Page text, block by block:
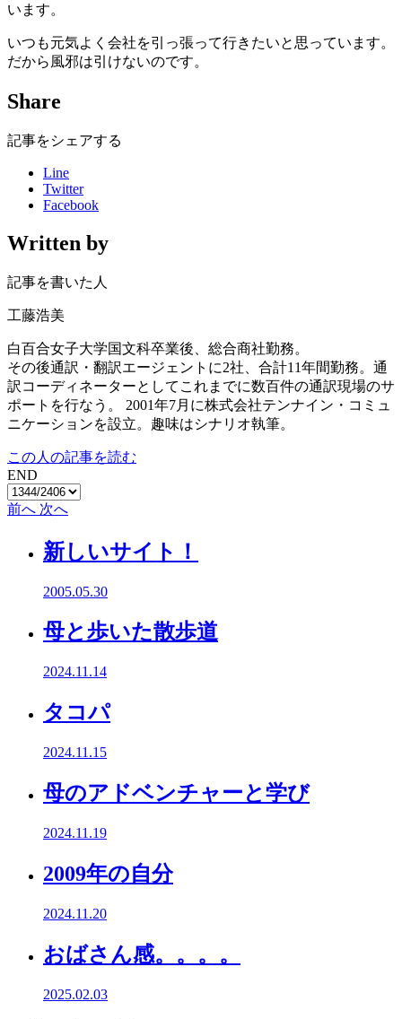
います。
いつも元気よく会社を引っ張って行きたいと思っています。
だから風邪は引けないのです。
Share
記事をシェアする
Line
Twitter
Facebook
Written by
記事を書いた人
工藤浩美
白百合女子大学国文科卒業後、総合商社勤務。
その後通訳・翻訳エージェントに2社、合計11年間勤務。通
訳コーディネーターとしてこれまでに数百件の通訳現場のサ
ポートを行なう。 2001年7月に株式会社テンナイン・コミュ
ニケーションを設立。趣味はシナリオ執筆。
この人の記事を読む
END
前へ 次へ
新しいサイト！
2005.05.30
母と歩いた散歩道
2024.11.14
タコパ
2024.11.15
母のアドベンチャーと学び
2024.11.19
2009年の自分
2024.11.20
おばさん感。。。。
2025.02.03